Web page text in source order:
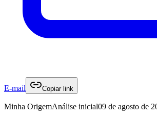
E-mail Copiar link
Minha OrigemAnálise inicial09 de agosto de